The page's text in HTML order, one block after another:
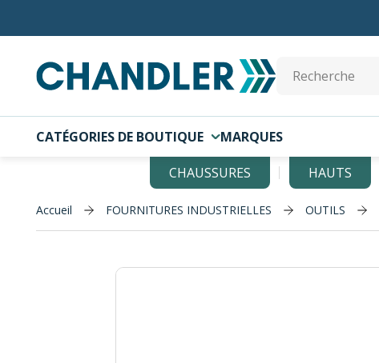
CATÉGORIES DE BOUTIQUE MARQUES
CHAUSSURES HAUTS
Accueil FOURNITURES INDUSTRIELLES OUTILS